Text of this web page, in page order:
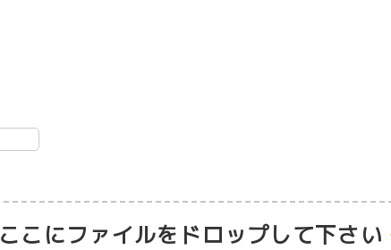
ここにファイルをドロップして下さい